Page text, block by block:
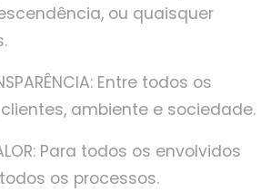
ou quaisquer
Entre todos os
ambiente e sociedade.
Para todos os envolvidos
os processos.